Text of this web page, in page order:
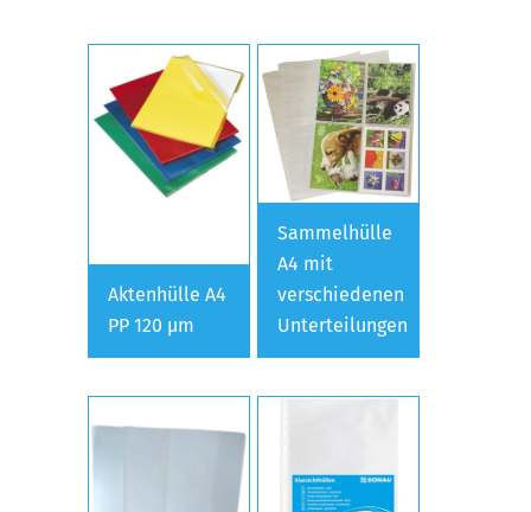
Aktenhülle A4
PP 120 µm
Sammelhülle
A4 mit
verschiedenen
Unterteilungen